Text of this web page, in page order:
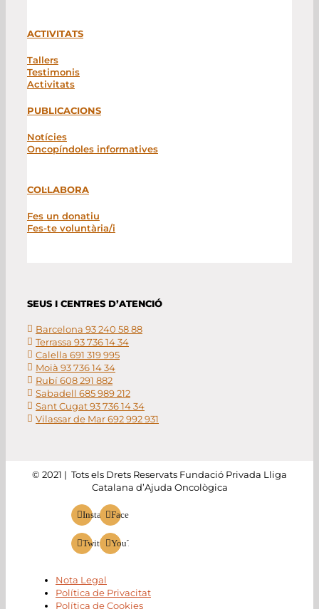
ACTIVITATS
Tallers
Testimonis
Activitats
PUBLICACIONS
Notícies
Oncopíndoles informatives
COL·LABORA
Fes un donatiu
Fes-te voluntària/i
SEUS I CENTRES D’ATENCIÓ
Barcelona 93 240 58 88
Terrassa 93 736 14 34
Calella 691 319 995
Moià 93 736 14 34
Rubí 608 291 882
Sabadell 685 989 212
Sant Cugat 93 736 14 34
Vilassar de Mar 692 992 931
© 2021 | Tots els Drets Reservats Fundació Privada Lliga
Catalana d’Ajuda Oncològica
InstagramFacebook
TwitterYouTube
Nota Legal
Política de Privacitat
Política de Cookies